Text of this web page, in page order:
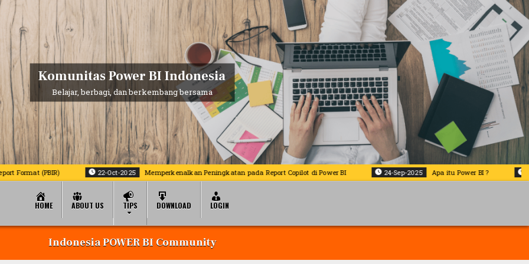
Komunitas Power BI Indonesia
Belajar, berbagi, dan berkembang bersama
(PBIR) 22-Oct-2025 Memperkenalkan Peningkatan pada Report Copilot di Power BI 24-Sep-2025 Apa itu Power BI ? 27-Jul-
HOME ABOUT US TIPS DOWNLOAD LOGIN
Indonesia POWER BI Community